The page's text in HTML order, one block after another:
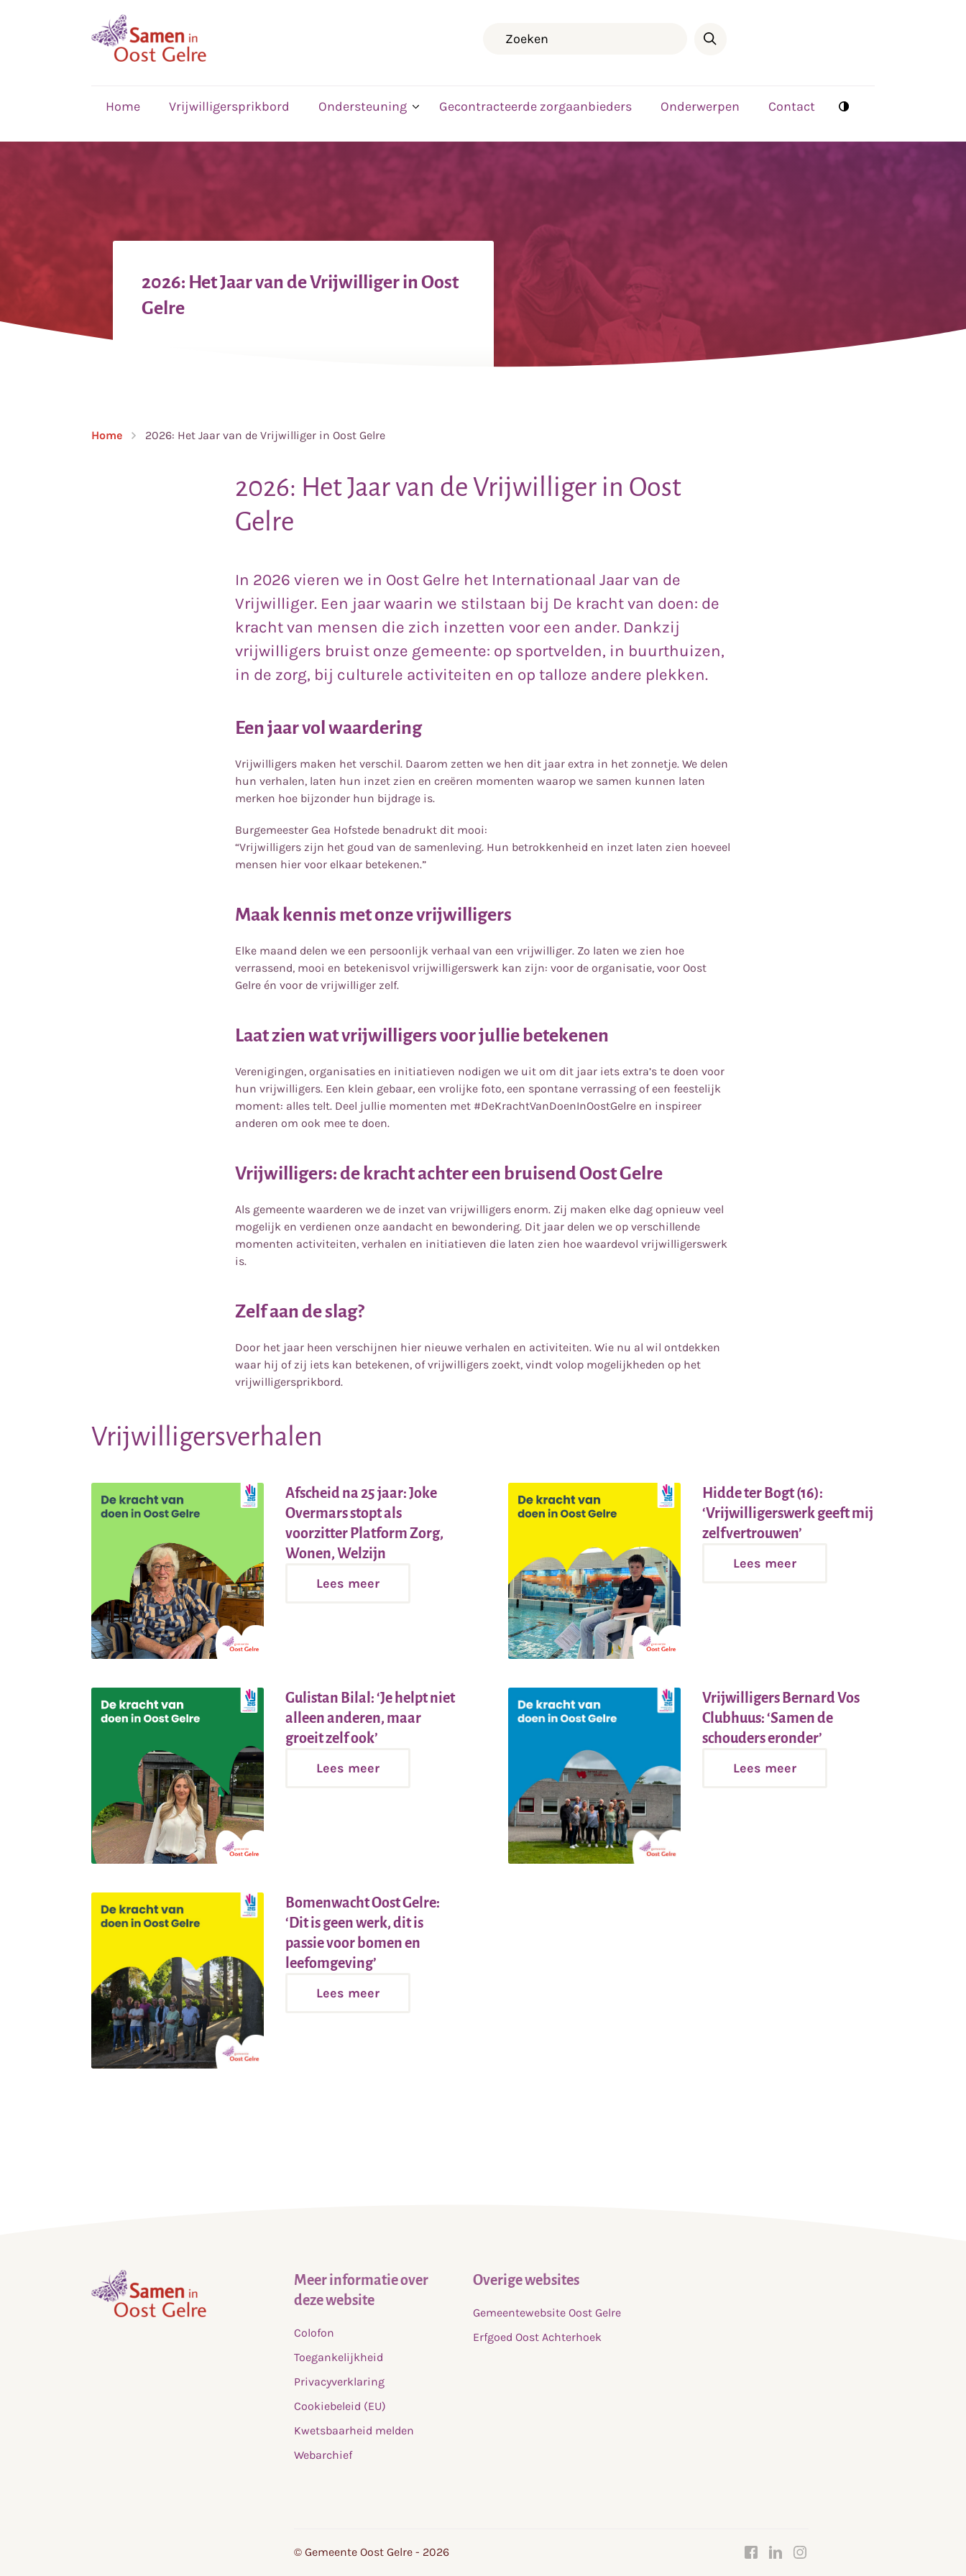
Home Vrijwilligersprikbord Ondersteuning Gecontracteerde zorgaanbieders Onderwerpen Contact
2026: Het Jaar van de Vrijwilliger in Oost
Gelre
Home 2026: Het Jaar van de Vrijwilliger in Oost Gelre
2026: Het Jaar van de Vrijwilliger in Oost
Gelre
In 2026 vieren we in Oost Gelre het Internationaal Jaar van de
Vrijwilliger. Een jaar waarin we stilstaan bij De kracht van doen: de
kracht van mensen die zich inzetten voor een ander. Dankzij
vrijwilligers bruist onze gemeente: op sportvelden, in buurthuizen,
in de zorg, bij culturele activiteiten en op talloze andere plekken.
Een jaar vol waardering
Vrijwilligers maken het verschil. Daarom zetten we hen dit jaar extra in het zonnetje. We delen
hun verhalen, laten hun inzet zien en creëren momenten waarop we samen kunnen laten
merken hoe bijzonder hun bijdrage is.
Burgemeester Gea Hofstede benadrukt dit mooi:
“Vrijwilligers zijn het goud van de samenleving. Hun betrokkenheid en inzet laten zien hoeveel
mensen hier voor elkaar betekenen.”
Maak kennis met onze vrijwilligers
Elke maand delen we een persoonlijk verhaal van een vrijwilliger. Zo laten we zien hoe
verrassend, mooi en betekenisvol vrijwilligerswerk kan zijn: voor de organisatie, voor Oost
Gelre én voor de vrijwilliger zelf.
Laat zien wat vrijwilligers voor jullie betekenen
Verenigingen, organisaties en initiatieven nodigen we uit om dit jaar iets extra’s te doen voor
hun vrijwilligers. Een klein gebaar, een vrolijke foto, een spontane verrassing of een feestelijk
moment: alles telt. Deel jullie momenten met #DeKrachtVanDoenInOostGelre en inspireer
anderen om ook mee te doen.
Vrijwilligers: de kracht achter een bruisend Oost Gelre
Als gemeente waarderen we de inzet van vrijwilligers enorm. Zij maken elke dag opnieuw veel
mogelijk en verdienen onze aandacht en bewondering. Dit jaar delen we op verschillende
momenten activiteiten, verhalen en initiatieven die laten zien hoe waardevol vrijwilligerswerk
is.
Zelf aan de slag?
Door het jaar heen verschijnen hier nieuwe verhalen en activiteiten. Wie nu al wil ontdekken
waar hij of zij iets kan betekenen, of vrijwilligers zoekt, vindt volop mogelijkheden op het
vrijwilligersprikbord.
Vrijwilligersverhalen
Afscheid na 25 jaar: Joke
Overmars stopt als
voorzitter Platform Zorg,
Wonen, Welzijn
Lees meer
Hidde ter Bogt (16):
‘Vrijwilligerswerk geeft mij
zelfvertrouwen’
Lees meer
Gulistan Bilal: ‘Je helpt niet
alleen anderen, maar
groeit zelf ook’
Lees meer
Vrijwilligers Bernard Vos
Clubhuus: ‘Samen de
schouders eronder’
Lees meer
Bomenwacht Oost Gelre:
‘Dit is geen werk, dit is
passie voor bomen en
leefomgeving’
Lees meer
Meer informatie over
deze website
Colofon
Toegankelijkheid
Privacyverklaring
Cookiebeleid (EU)
Kwetsbaarheid melden
Webarchief
Overige websites
Gemeentewebsite Oost Gelre
Erfgoed Oost Achterhoek
© Gemeente Oost Gelre - 2026